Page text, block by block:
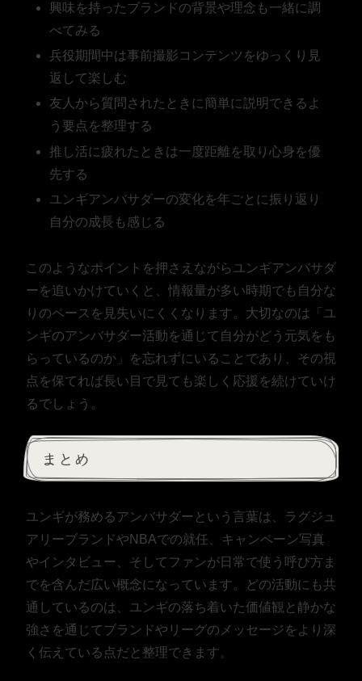
興味を持ったブランドの背景や理念も一緒に調
べてみる
兵役期間中は事前撮影コンテンツをゆっくり見
返して楽しむ
友人から質問されたときに簡単に説明できるよ
う要点を整理する
推し活に疲れたときは一度距離を取り心身を優
先する
ユンギアンバサダーの変化を年ごとに振り返り
自分の成長も感じる
このようなポイントを押さえながらユンギアンバサダ
ーを追いかけていくと、情報量が多い時期でも自分な
りのペースを見失いにくくなります。大切なのは「ユ
ンギのアンバサダー活動を通じて自分がどう元気をも
らっているのか」を忘れずにいることであり、その視
点を保てれば長い目で見ても楽しく応援を続けていけ
るでしょう。
まとめ
ユンギが務めるアンバサダーという言葉は、ラグジュ
アリーブランドやNBAでの就任、キャンペーン写真
やインタビュー、そしてファンが日常で使う呼び方ま
でを含んだ広い概念になっています。どの活動にも共
通しているのは、ユンギの落ち着いた価値観と静かな
強さを通じてブランドやリーグのメッセージをより深
く伝えている点だと整理できます。